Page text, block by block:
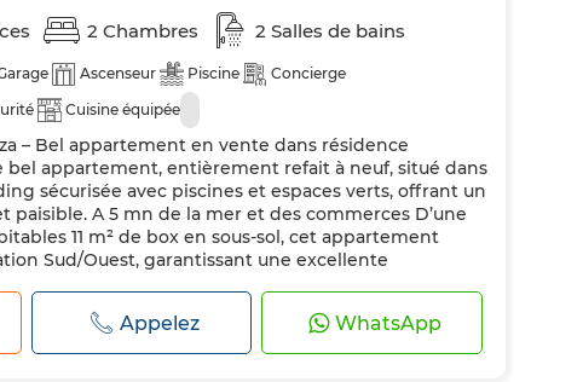
2 Chambres 2 Salles de bains
Ascenseur Piscine
Concierge
Cuisine équipée
– Bel appartement en vente dans résidence
bel appartement, entièrement refait à neuf, situé dans
sécurisée avec piscines et espaces verts, offrant un
paisible. A 5 mn de la mer et des commerces D’une
11 m² de box en sous-sol, cet appartement
Sud/Ouest, garantissant une excellente
Appelez WhatsApp